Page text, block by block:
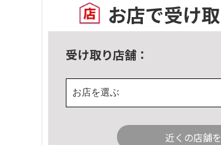
お店で受け
受け取り店舗：
お店を選ぶ
近くの店舗